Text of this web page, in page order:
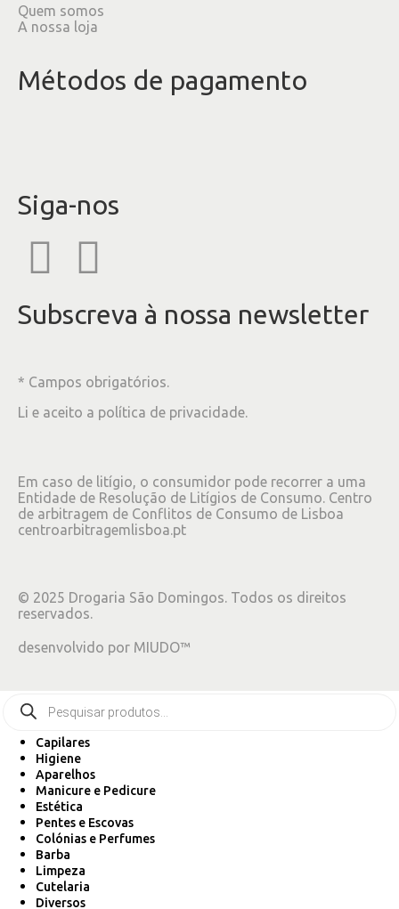
Quem somos
A nossa loja
Métodos de pagamento
Siga-nos
Subscreva à nossa newsletter
* Campos obrigatórios.
Li e aceito a política de privacidade.
Em caso de litígio, o consumidor pode recorrer a uma
Entidade de Resolução de Litígios de Consumo. Centro
de arbitragem de Conflitos de Consumo de Lisboa
centroarbitragemlisboa.pt
© 2025 Drogaria São Domingos. Todos os direitos
reservados.
desenvolvido por MIUDO™
Capilares
Higiene
Aparelhos
Manicure e Pedicure
Estética
Pentes e Escovas
Colónias e Perfumes
Barba
Limpeza
Cutelaria
Diversos